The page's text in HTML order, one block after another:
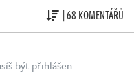
| 68 KOMENTÁŘŮ
být přihlášen.